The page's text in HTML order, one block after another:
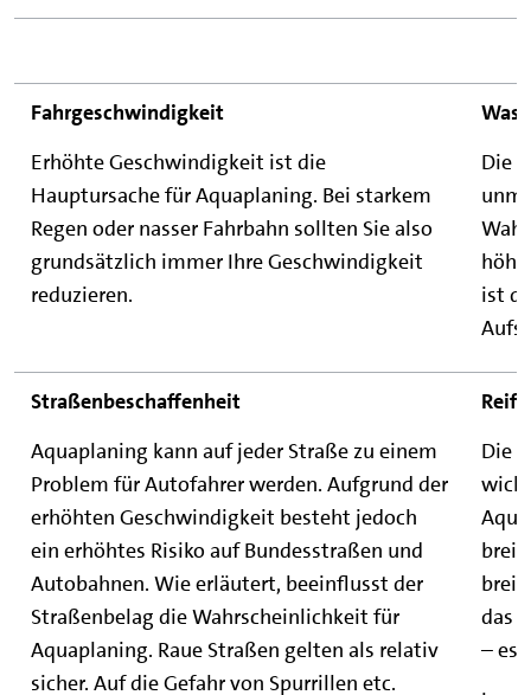
Fahrgeschwindigkeit
Erhöhte Geschwindigkeit ist die
Hauptursache für Aquaplaning. Bei starkem
Regen oder nasser Fahrbahn sollten Sie also
grundsätzlich immer Ihre Geschwindigkeit
reduzieren.
Die
ist
Straßenbeschaffenheit
Aquaplaning kann auf jeder Straße zu einem
Problem für Autofahrer werden. Aufgrund der
erhöhten Geschwindigkeit besteht jedoch
ein erhöhtes Risiko auf Bundesstraßen und
Autobahnen. Wie erläutert, beeinflusst der
Straßenbelag die Wahrscheinlichkeit für
Aquaplaning. Raue Straßen gelten als relativ
sicher. Auf die Gefahr von Spurrillen etc.
Die
das
– es